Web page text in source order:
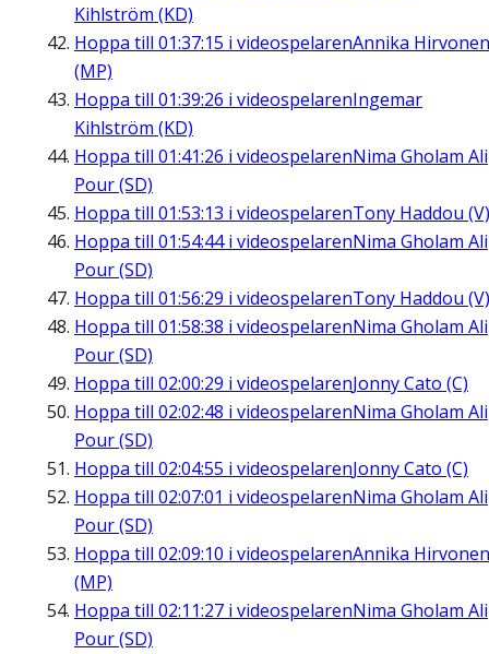
Kihlström (KD)
Hoppa till 01:37:15 i videospelarenAnnika Hirvonen
(MP)
Hoppa till 01:39:26 i videospelarenIngemar
Kihlström (KD)
Hoppa till 01:41:26 i videospelarenNima Gholam Ali
Pour (SD)
Hoppa till 01:53:13 i videospelarenTony Haddou (V)
Hoppa till 01:54:44i videospelarenNima Gholam Ali
Pour (SD)
Hoppa till 01:56:29 i videospelarenTony Haddou (V)
Hoppa till 01:58:38 i videospelarenNima Gholam Ali
Pour (SD)
Hoppa till 02:00:29 i videospelarenJonny Cato (C)
Hoppa till 02:02:48 i videospelarenNima Gholam Ali
Pour (SD)
Hoppa till 02:04:55 i videospelarenJonny Cato (C)
Hoppa till 02:07:01 i videospelarenNima Gholam Ali
Pour (SD)
Hoppa till 02:09:10 i videospelarenAnnika Hirvonen
(MP)
Hoppa till 02:11:27 i videospelarenNima Gholam Ali
Pour (SD)